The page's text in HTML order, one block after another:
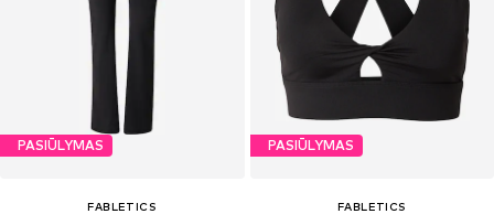
PASIŪLYMAS
FABLETICS
PASIŪLYMAS
FABLETICS